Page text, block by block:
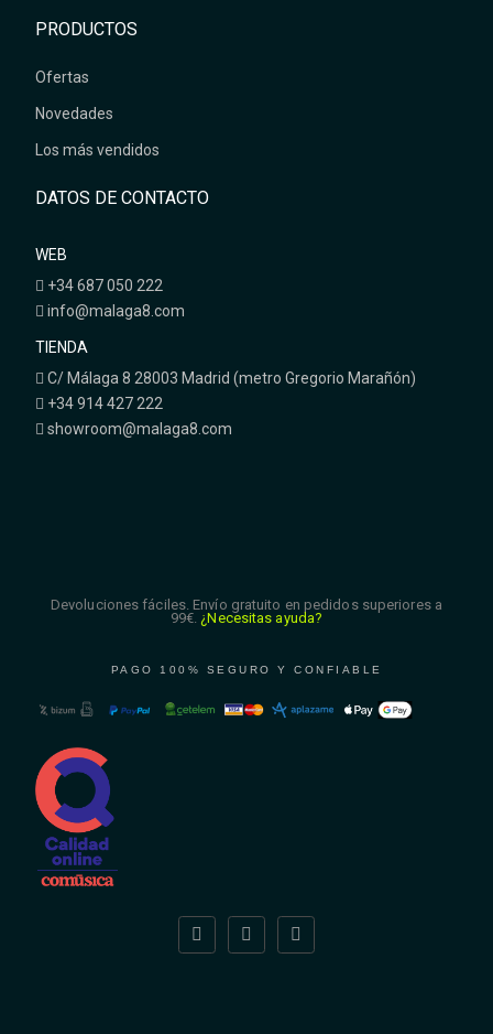
PRODUCTOS
Ofertas
Novedades
Los más vendidos
DATOS DE CONTACTO
WEB
+34 687 050 222
info@malaga8.com
TIENDA
C/ Málaga 8 28003 Madrid (metro Gregorio Marañón)
+34 914 427 222
showroom@malaga8.com
Devoluciones fáciles. Envío gratuito en pedidos superiores a
99€. ¿Necesitas ayuda?
PAGO 100% SEGURO Y CONFIABLE